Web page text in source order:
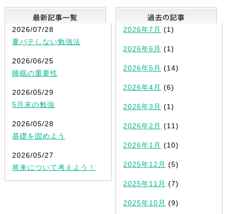
最新記事一覧
2026/07/28
夏バテしない勉強法
2026/06/25
睡眠の重要性
2026/05/29
5月末の勉強
2026/05/28
基礎を固めよう
2026/05/27
将来について考えよう！
2026年7月 (1)
2026年6月 (1)
2026年5月 (14)
2026年4月 (6)
2026年3月 (1)
2026年2月 (11)
2026年1月 (10)
2025年12月 (5)
2025年11月 (7)
2025年10月 (9)